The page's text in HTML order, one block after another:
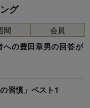
グ
への豊田章男の回答が
習慣」ベスト1
間 会員